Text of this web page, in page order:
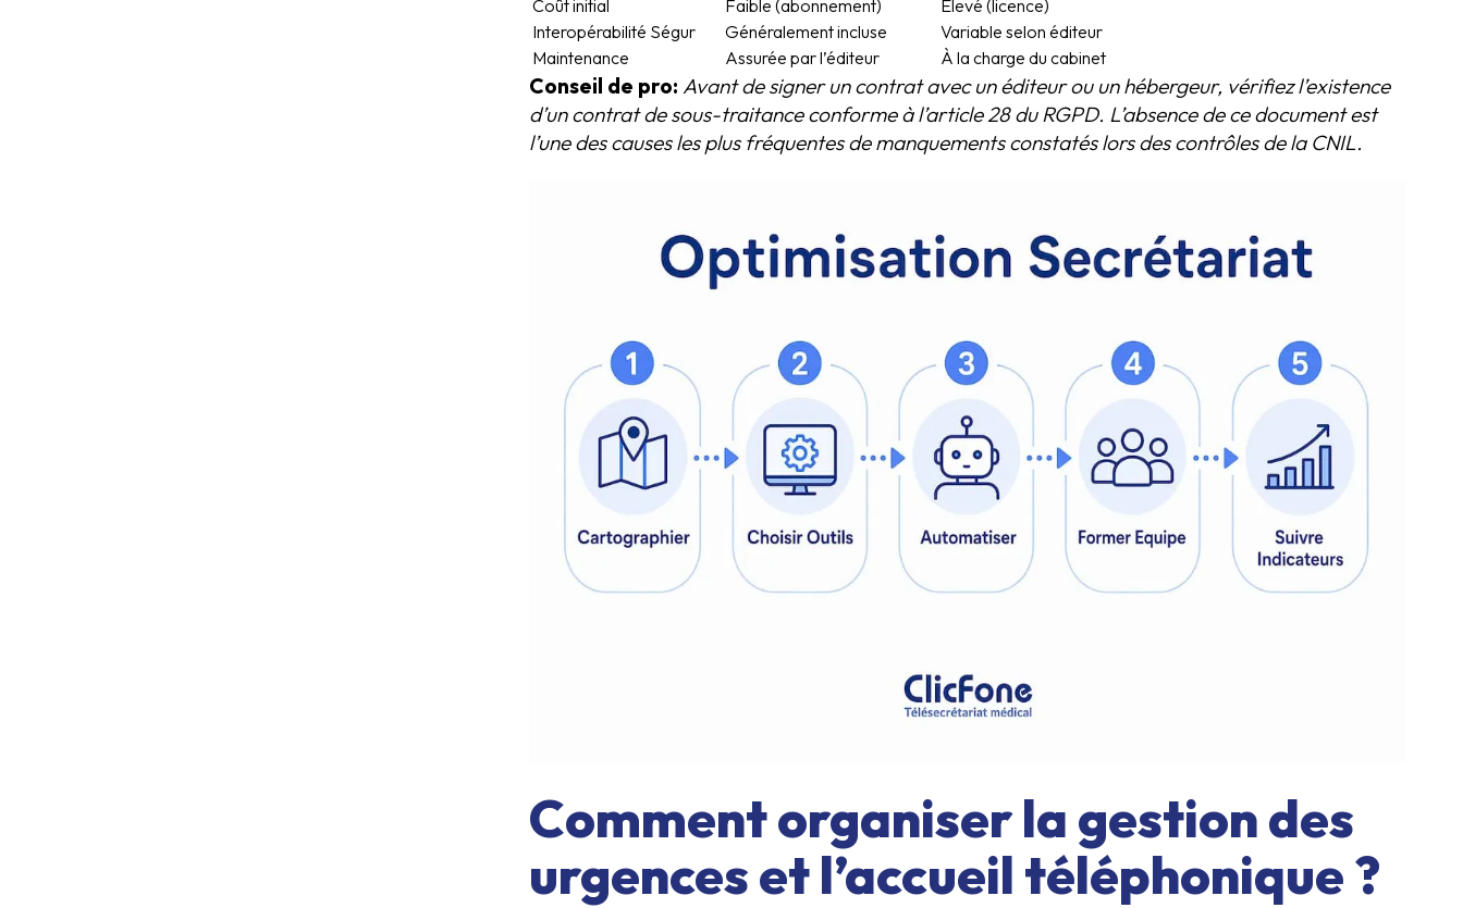
Coût initial
Faible (abonnement)
Élevé (licence)
Interopérabilité Ségur
Généralement incluse
Variable selon éditeur
Maintenance
Assurée par l’éditeur À la charge du cabinet
Conseil de pro: Avant de signer un contrat avec un éditeur ou un hébergeur, vérifiez l’existence
d’un contrat de sous-traitance conforme à l’article 28 du RGPD. L’absence de ce document est
l’une des causes les plus fréquentes de manquements constatés lors des contrôles de la CNIL.
Comment organiser la gestion des
urgences et l’accueil téléphonique ?